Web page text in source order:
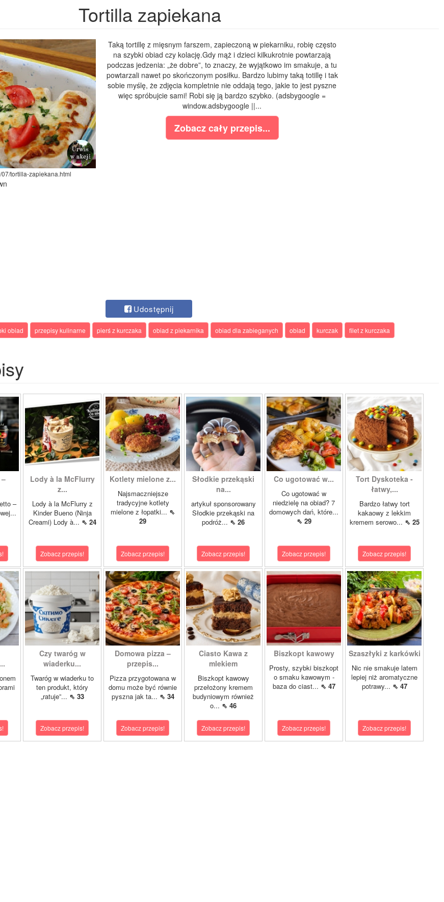
Tortilla zapiekana
tortilla-zapiekana.html
Taką tortillę z mięsnym farszem, zapieczoną w piekarniku, robię często
na szybki obiad czy kolację.Gdy mąż i dzieci kilkukrotnie powtarzają
podczas jedzenia: „że dobre”, to znaczy, że wyjątkowo im smakuje, a tu
powtarzali nawet po skończonym posiłku. Bardzo lubimy taką totillę i tak
sobie myślę, że zdjęcia kompletnie nie oddają tego, jakie to jest pyszne
więc spróbujcie sami! Robi się ją bardzo szybko. (adsbygoogle =
window.adsbygoogle ||...
Zobacz cały przepis...
Udostępnij
obiad przepisy kulinarne pierś z kurczaka obiad z piekarnika obiad dla zabieganych obiad kurczak filet z kurczaka
–
Lody à la McFlurry
z...
Lody à la McFlurry z
Kinder Bueno (Ninja
Creami) Lody à... ⇖ 24
Zobacz przepis!
Kotlety mielone z...
Najsmaczniejsze
tradycyjne kotlety
mielone z łopatki... ⇖
29
Zobacz przepis!
Słodkie przekąski
na...
artykuł sponsorowany
Słodkie przekąski na
podróż... ⇖ 26
Zobacz przepis!
Co ugotować w...
Co ugotować w
niedzielę na obiad? 7
domowych dań, które...
⇖ 29
Zobacz przepis!
Tort Dyskoteka -
łatwy,...
Bardzo łatwy tort
kakaowy z lekkim
kremem serowo... ⇖ 25
Zobacz przepis!
Czy twaróg w
wiaderku...
Twaróg w wiaderku to
ten produkt, który
„ratuje”... ⇖ 33
Zobacz przepis!
Domowa pizza –
przepis...
Pizza przygotowana w
domu może być równie
pyszna jak ta... ⇖ 34
Zobacz przepis!
Ciasto Kawa z
mlekiem
Biszkopt kawowy
przełożony kremem
budyniowym również
o... ⇖ 46
Zobacz przepis!
Biszkopt kawowy
Prosty, szybki biszkopt
o smaku kawowym -
baza do ciast... ⇖ 47
Zobacz przepis!
Szaszłyki z karkówki
Nic nie smakuje latem
lepiej niż aromatyczne
potrawy... ⇖ 47
Zobacz przepis!